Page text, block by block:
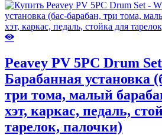
Peavey PV 5PC Drum
Барабанная установка
три тома, малый
хэт, каркас, педаль,
тарелок, палочки)